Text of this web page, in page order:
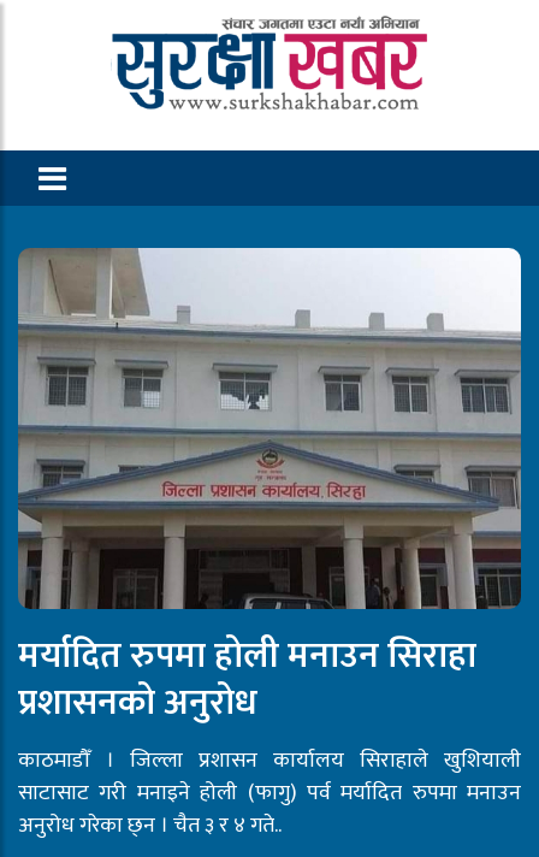
मर्यादित रुपमा होली मनाउन सिराहा
प्रशासनको अनुरोध
काठमाडौँ । जिल्ला प्रशासन कार्यालय सिराहाले खुशियाली
साटासाट गरी मनाइने होली (फागु) पर्व मर्यादित रुपमा मनाउन
अनुरोध गरेका छ्न । चैत ३ र ४ गते..